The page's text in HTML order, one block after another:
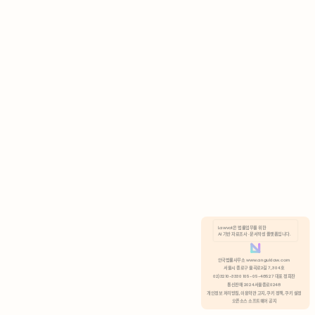
분석 쿠키 허용
Lawvot은 법률업무를 위한
AI 기반 자료조사 · 문서작성 플랫폼입니다.
안국법률사무소 www.anguklaw.com
서울시 종로구 율곡로2길 7, 304호
02)3210-3330 105-05-48527 대표 정희찬
통신판매 2024서울종로0248
개인정보 처리방침, 이용약관 고지, 쿠키 정책, 쿠키 설정
오픈소스 소프트웨어 공지